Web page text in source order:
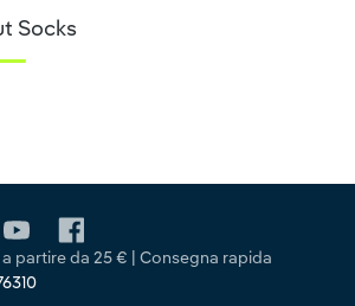
di 5 su 5 stelle
Socks
partire da 25 € | Consegna rapida